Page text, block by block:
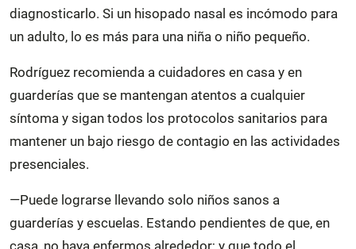
diagnosticarlo. Si un hisopado nasal es incómodo para
un adulto, lo es más para una niña o niño pequeño.
Rodríguez recomienda a cuidadores en casa y en
guarderías que se mantengan atentos a cualquier
síntoma y sigan todos los protocolos sanitarios para
mantener un bajo riesgo de contagio en las actividades
presenciales.
—Puede lograrse llevando solo niños sanos a
guarderías y escuelas. Estando pendientes de que, en